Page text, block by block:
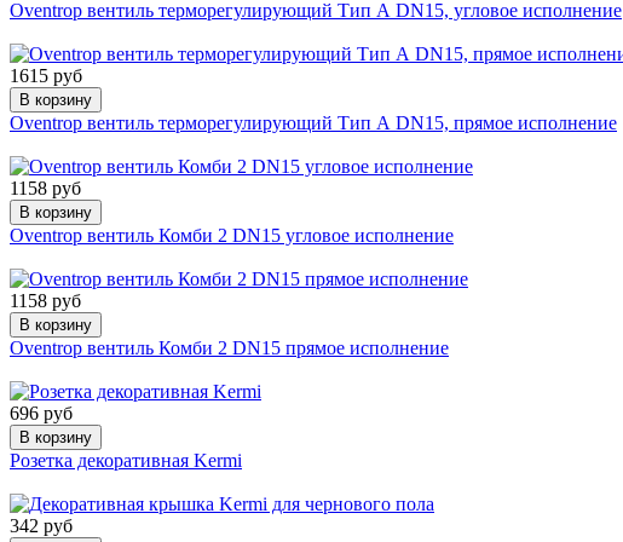
Oventrop вентиль терморегулирующий Тип А DN15, угловое исполнение
1615 руб
В корзину
Oventrop вентиль терморегулирующий Тип А DN15, прямое исполнение
1158 руб
В корзину
Oventrop вентиль Комби 2 DN15 угловое исполнение
1158 руб
В корзину
Oventrop вентиль Комби 2 DN15 прямое исполнение
696 руб
В корзину
Розетка декоративная Kermi
342 руб